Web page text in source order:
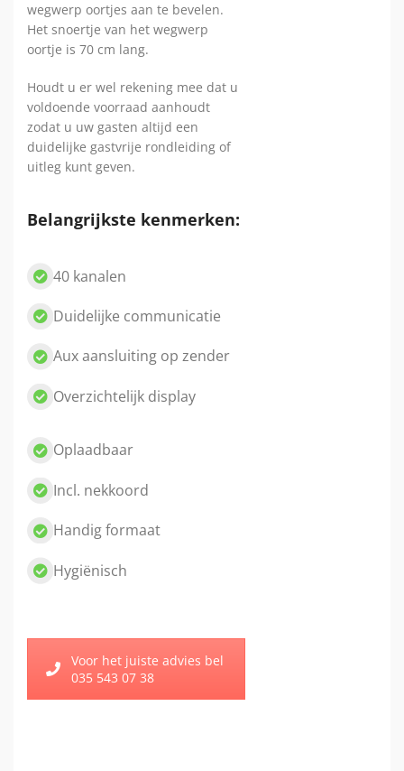
wegwerp oortjes aan te bevelen.
Het snoertje van het wegwerp
oortje is 70 cm lang.
Houdt u er wel rekening mee dat u
voldoende voorraad aanhoudt
zodat u uw gasten altijd een
duidelijke gastvrije rondleiding of
uitleg kunt geven.
Belangrijkste kenmerken:
40 kanalen
Duidelijke communicatie
Aux aansluiting op zender
Overzichtelijk display
Oplaadbaar
Incl. nekkoord
Handig formaat
Hygiënisch
Voor het juiste advies bel
035 543 07 38